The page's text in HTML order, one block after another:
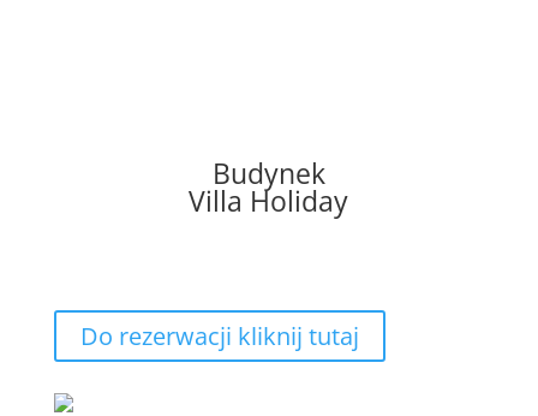
Budynek
Villa Holiday
Do rezerwacji kliknij tutaj